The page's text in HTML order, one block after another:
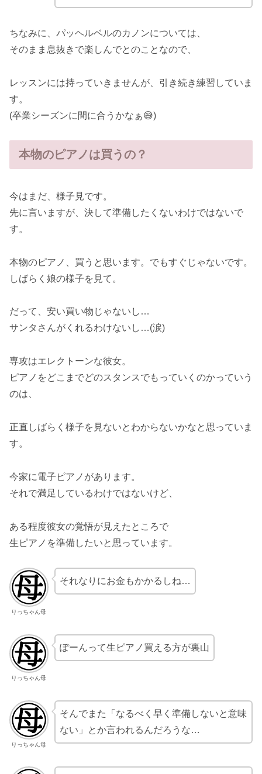
ちなみに、パッヘルベルのカノンについては、
そのまま息抜きで楽しんでとのことなので、
レッスンには持っていきませんが、引き続き練習していま
す。
(卒業シーズンに間に合うかなぁ😅)
本物のピアノは買うの？
今はまだ、様子見です。
先に言いますが、決して準備したくないわけではないで
す。
本物のピアノ、買うと思います。でもすぐじゃないです。
しばらく娘の様子を見て。
だって、安い買い物じゃないし…
サンタさんがくれるわけないし…(涙)
専攻はエレクトーンな彼女。
ピアノをどこまでどのスタンスでもっていくのかっていう
のは、
正直しばらく様子を見ないとわからないかなと思っていま
す。
今家に電子ピアノがあります。
それで満足しているわけではないけど、
ある程度彼女の覚悟が見えたところで
生ピアノを準備したいと思っています。
りっちゃん母
それなりにお金もかかるしね…
りっちゃん母
ぽーんって生ピアノ買える方が裏山
りっちゃん母
そんでまた「なるべく早く準備しないと意味
ない」とか言われるんだろうな…